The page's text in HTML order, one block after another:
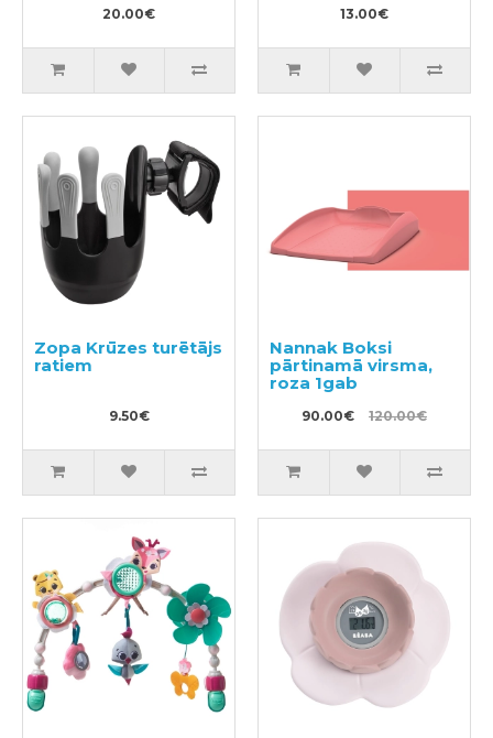
20.00€ 13.00€
Zopa Krūzes turētājs
ratiem
9.50€
Nannak Boksi
pārtinamā virsma,
roza 1gab
90.00€ 120.00€